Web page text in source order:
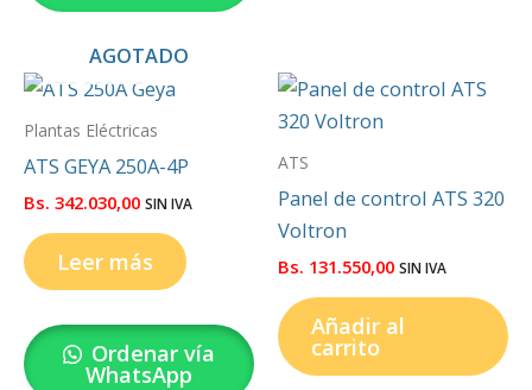
AGOTADO
Plantas Eléctricas
ATS GEYA 250A-4P
Bs. 342.030,00 SIN IVA
Leer más
Ordenar vía
WhatsApp
ATS
Panel de control ATS 320
Voltron
Bs. 131.550,00 SIN IVA
Añadir al
carrito